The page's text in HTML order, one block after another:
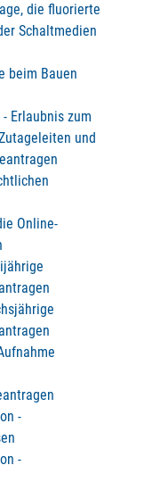
die fluorierte
Schaltmedien
beim Bauen
Erlaubnis zum
und
Online-
-
-